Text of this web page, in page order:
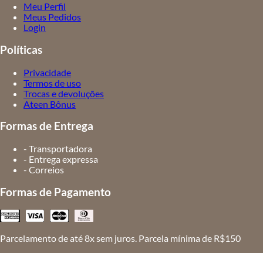
Meu Perfil
Meus Pedidos
Login
Políticas
Privacidade
Termos de uso
Trocas e devoluções
Ateen Bônus
Formas de Entrega
- Transportadora
- Entrega expressa
- Correios
Formas de Pagamento
Parcelamento de até 8x sem juros. Parcela mínima de R$150